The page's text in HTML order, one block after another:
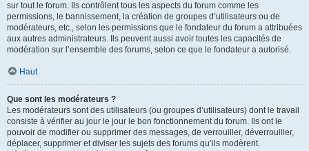
sur tout le forum. Ils contrôlent tous les aspects du forum comme les
permissions, le bannissement, la création de groupes d’utilisateurs ou de
modérateurs, etc., selon les permissions que le fondateur du forum a attribuées
aux autres administrateurs. Ils peuvent aussi avoir toutes les capacités de
modération sur l’ensemble des forums, selon ce que le fondateur a autorisé.
Haut
Que sont les modérateurs ?
Les modérateurs sont des utilisateurs (ou groupes d’utilisateurs) dont le travail
consiste à vérifier au jour le jour le bon fonctionnement du forum. Ils ont le
pouvoir de modifier ou supprimer des messages, de verrouiller, déverrouiller,
déplacer, supprimer et diviser les sujets des forums qu’ils modèrent.